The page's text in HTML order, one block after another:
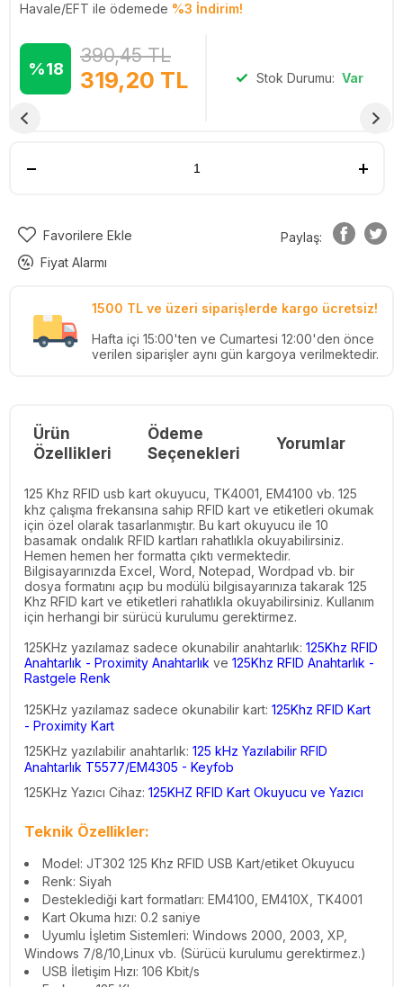
Havale/EFT ile ödemede %3 İndirim!
%18 319,20 TL
390,45TL
Stok Durumu: Var
Favorilere Ekle
Fiyat Alarmı
Paylaş:
1500 TL ve üzeri siparişlerde kargo ücretsiz!
Hafta içi 15:00'ten ve Cumartesi 12:00'den önce
verilen siparişler aynı gün kargoya verilmektedir.
Ürün
Özellikleri
Ödeme
Seçenekleri
Yorumlar
125 Khz RFID usb kart okuyucu, TK4001, EM4100 vb. 125
khz çalışma frekansına sahip RFID kart ve etiketleri okumak
için özel olarak tasarlanmıştır. Bu kart okuyucu ile 10
basamak ondalık RFID kartları rahatlıkla okuyabilirsiniz.
Hemen hemen her formatta çıktı vermektedir.
Bilgisayarınızda Excel, Word, Notepad, Wordpad vb. bir
dosya formatını açıp bu modülü bilgisayarınıza takarak 125
Khz RFID kart ve etiketleri rahatlıkla okuyabilirsiniz. Kullanım
için herhangi bir sürücü kurulumu gerektirmez.
125KHz yazılamaz sadece okunabilir anahtarlık: 125Khz RFID
Anahtarlık - Proximity Anahtarlık ve 125Khz RFID Anahtarlık -
Rastgele Renk
125KHz yazılamaz sadece okunabilir kart: 125Khz RFID Kart
- Proximity Kart
125KHz yazılabilir anahtarlık: 125 kHz Yazılabilir RFID
Anahtarlık T5577/EM4305 - Keyfob
125KHz Yazıcı Cihaz: 125KHZ RFID Kart Okuyucu ve Yazıcı
Teknik Özellikler:
Model: JT302 125 Khz RFID USB Kart/etiket Okuyucu
Renk: Siyah
Desteklediği kart formatları: EM4100, EM410X, TK4001
Kart Okuma hızı: 0.2 saniye
Uyumlu İşletim Sistemleri: Windows 2000, 2003, XP,
Windows 7/8/10,Linux vb. (Sürücü kurulumu gerektirmez.)
USB İletişim Hızı: 106 Kbit/s